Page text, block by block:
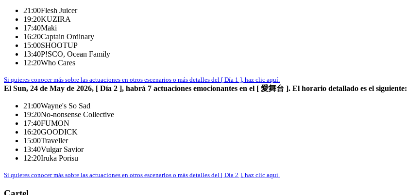
21:00Flesh Juicer
19:20KUZIRA
17:40Maki
16:20Captain Ordinary
15:00SHOOTUP
13:40P!SCO, Ocean Family
12:20Who Cares
Si quieres conocer más sobre las actuaciones en otros escenarios o más detalles del [ Día 1 ], haz clic aquí.
El Sun, 24 de May de 2026, [ Día 2 ], habrá 7 actuaciones emocionantes en el [ 愛舞台 ]. El horario detallado es el siguiente:
21:00Wayne's So Sad
19:20No-nonsense Collective
17:40FUMON
16:20GOODICK
15:00Traveller
13:40Vulgar Savior
12:20Iruka Porisu
Si quieres conocer más sobre las actuaciones en otros escenarios o más detalles del [ Día 2 ], haz clic aquí.